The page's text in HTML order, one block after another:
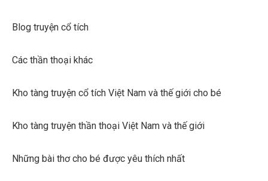
Blog truyện cổ tích
Các thần thoại khác
Kho tàng truyện cổ tích Việt Nam và thế giới cho bé
Kho tàng truyện thần thoại Việt Nam và thế giới
Những bài thơ cho bé được yêu thích nhất